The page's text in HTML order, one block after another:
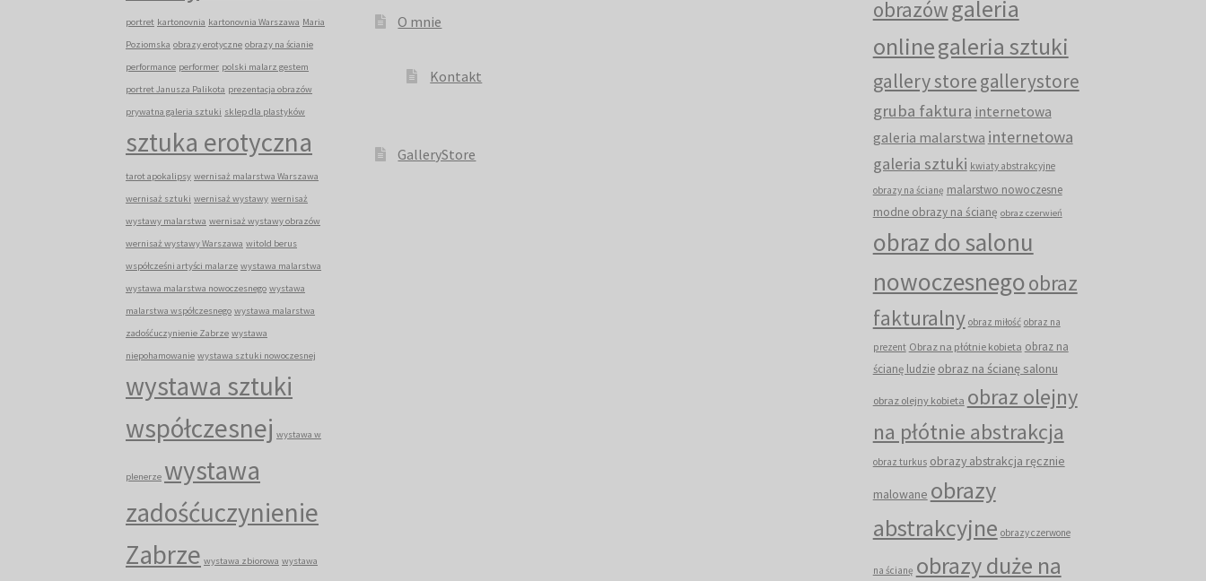
portret kartonovnia kartonovnia Warszawa Maria
Poziomska obrazy erotyczne obrazy na ścianie
performance performer polski malarz gestem
portret Janusza Palikota prezentacja obrazów
prywatna galeria sztuki sklep dla plastyków
sztuka erotyczna
tarot apokalipsy wernisaż malarstwa Warszawa
wernisaż sztuki wernisaż wystawy wernisaż
wystawy malarstwa wernisaż wystawy obrazów
wernisaż wystawy Warszawa witold berus
współcześni artyści malarze wystawa malarstwa
wystawa malarstwa nowoczesnego wystawa
malarstwa współczesnego wystawa malarstwa
zadośćuczynienie Zabrze wystawa
niepohamowanie wystawa sztuki nowoczesnej
wystawa sztuki
współczesnej wystawa w
plenerze wystawa
zadośćuczynienie
Zabrze wystawa zbiorowa wystawa
O mnie
Kontakt
GalleryStore
obrazów galeria
onlinegaleria sztuki
gallery storegallerystore
gruba faktura internetowa
galeria malarstwa internetowa
galeria sztuki kwiaty abstrakcyjne
obrazy na ścianę malarstwo nowoczesne
modne obrazy na ścianę obraz czerwień
obraz do salonu
nowoczesnegoobraz
fakturalny obraz miłość obraz na
prezent Obraz na płótnie kobieta obraz na
ścianę ludzie obraz na ścianę salonu
obraz olejny kobieta obraz olejny
na płótnie abstrakcja
obraz turkus obrazy abstrakcja ręcznie
malowane obrazy
abstrakcyjne obrazy czerwone
na ścianę obrazy duże na